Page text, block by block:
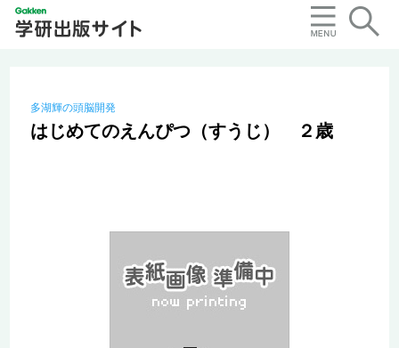
多湖輝の頭脳開発
はじめてのえんぴつ（すうじ） ２歳